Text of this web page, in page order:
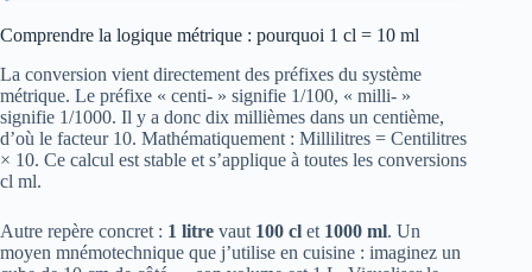
Comprendre la logique métrique : pourquoi 1 cl = 10 ml
La conversion vient directement des préfixes du système
métrique. Le préfixe « centi- » signifie 1/100, « milli- »
signifie 1/1000. Il y a donc dix millièmes dans un centième,
d’où le facteur 10. Mathématiquement : Millilitres = Centilitres
× 10. Ce calcul est stable et s’applique à toutes les conversions
cl ml.
Autre repère concret : 1 litre vaut 100 cl et 1000 ml. Un
moyen mnémotechnique que j’utilise en cuisine : imaginez un